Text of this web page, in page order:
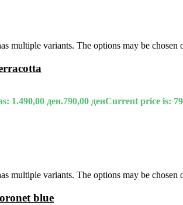
multiple variants. The options may be chosen
1.490,00 ден.790,00 денCurrent price is:
multiple variants. The options may be chosen
blue